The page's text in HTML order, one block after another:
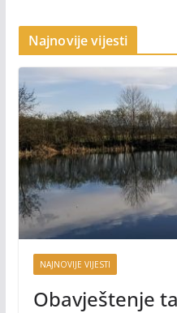
Najnovije vijesti
NAJNOVIJE VIJESTI
Obavještenje